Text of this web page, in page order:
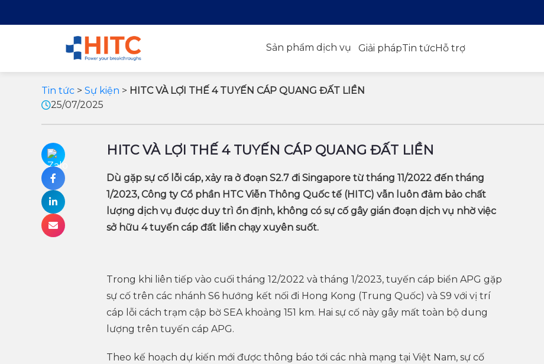
Sản phẩm dịch vụ Giải phápTin tứcHỗ trợ
Tin tức > Sự kiện > HITC VÀ LỢI THẾ 4 TUYẾN CÁP QUANG ĐẤT LIỀN
25/07/2025
HITC VÀ LỢI THẾ 4 TUYẾN CÁP QUANG ĐẤT LIỀN
Dù gặp sự cố lỗi cáp, xảy ra ở đoạn S2.7 đi Singapore từ tháng 11/2022 đến tháng
1/2023, Công ty Cổ phần HTC Viễn Thông Quốc tế (HITC) vẫn luôn đảm bảo chất
lượng dịch vụ được duy trì ổn định, không có sự cố gây gián đoạn dịch vụ nhờ việc
sở hữu 4 tuyến cáp đất liền chạy xuyên suốt.
Trong khi liên tiếp vào cuối tháng 12/2022 và tháng 1/2023, tuyến cáp biển APG gặp
sự cố trên các nhánh S6 hướng kết nối đi Hong Kong (Trung Quốc) và S9 với vị trí
cáp lỗi cách trạm cập bờ SEA khoảng 151 km. Hai sự cố này gây mất toàn bộ dung
lượng trên tuyến cáp APG.
Theo kế hoạch dự kiến mới được thông báo tới các nhà mạng tại Việt Nam, sự cố